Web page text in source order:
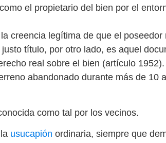
el propietario del bien por el
creencia legítima de que el
título, por otro lado, es aquel
real sobre el bien (artículo 1952).
abandonado durante más de 10
como tal por los vecinos.
usucapión ordinaria, siempre que